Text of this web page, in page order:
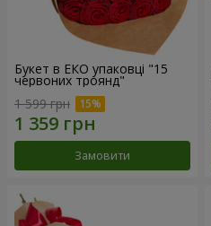
Букет в ЕКО упаковці "15
червоних троянд"
1 599 грн
Замовити